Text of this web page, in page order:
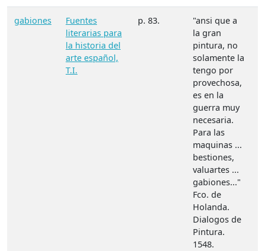
gabiones
Fuentes
literarias para
la historia del
arte español,
T.I.
p. 83.
"ansi que a
la gran
pintura, no
solamente la
tengo por
provechosa,
es en la
guerra muy
necesaria.
Para las
maquinas ...
bestiones,
valuartes ...
gabiones..."
Fco. de
Holanda.
Dialogos de
Pintura.
1548.